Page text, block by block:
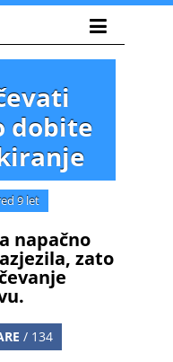
dobite
9 let
napačno
zato
/ 134